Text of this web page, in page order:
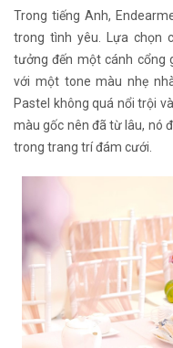
Trong tiếng Anh,
trong tình yêu. Lựa chọn
tưởng đến một cánh cổng
với một tone màu nhẹ
Pastel không quá nổi trội
màu gốc nên đã từ lâu, nó
trong trang trí đám cưới.